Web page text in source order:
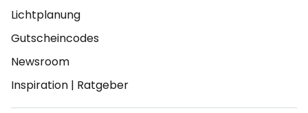
Lichtplanung
Gutscheincodes
Newsroom
Inspiration | Ratgeber